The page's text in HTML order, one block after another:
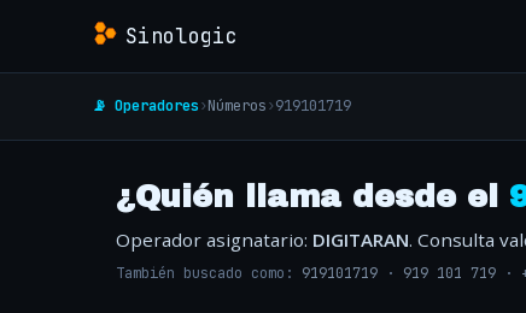
Sinologic
📡 Operadores›Números›919101719
¿Quién llama desde el
Operador asignatario: DIGITARAN. Consulta
También buscado como: 919101719 · 919 101 719 ·